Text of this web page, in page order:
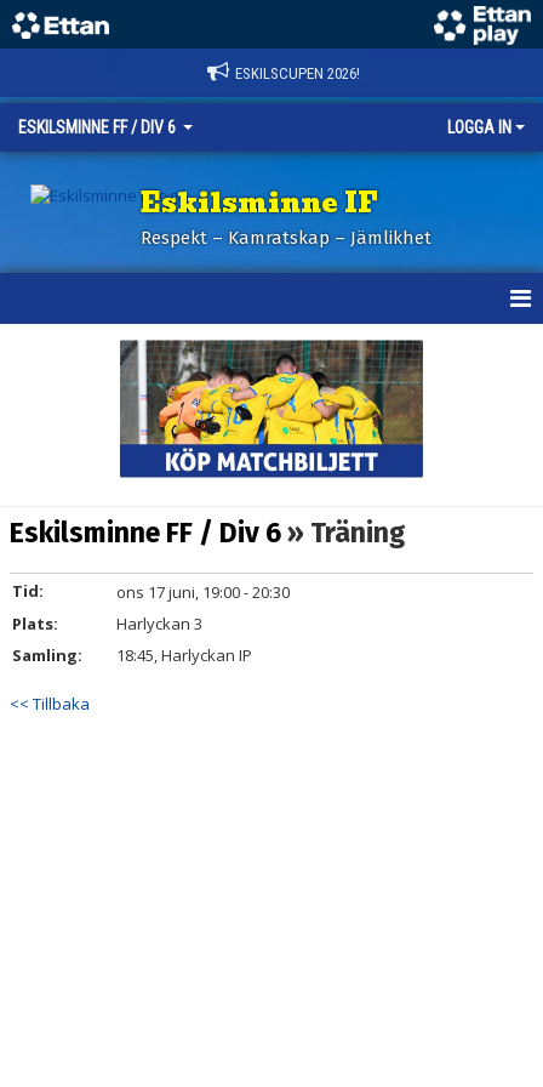
ESKILSCUPEN 2026!
ESKILSMINNE FF / DIV 6 LOGGA IN
Eskilsminne IF
Respekt – Kamratskap – Jämlikhet
DOKUMENT
KONTAKT
Eskilsminne FF / Div 6» Träning
Tid:
ons 17 juni, 19:00 - 20:30
Plats:
Harlyckan 3
Samling:
18:45, Harlyckan IP
<< Tillbaka